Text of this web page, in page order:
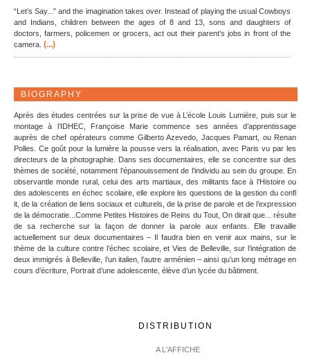
“Let’s Say...” and the imagination takes over. Instead of playing the usual Cowboys
and Indians, children between the ages of 8 and 13, sons and daughters of
doctors, farmers, policemen or grocers, act out their parent’s jobs in front of the
camera. (...)
BIOGRAPHY
Après des études centrées sur la prise de vue à L’école Louis Lumière, puis sur le
montage à l’IDHEC, Françoise Marie commence ses années d’apprentissage
auprès de chef opérateurs comme Gilberto Azevedo, Jacques Pamart, ou Renan
Polles. Ce goût pour la lumière la pousse vers la réalisation, avec Paris vu par les
directeurs de la photographie. Dans ses documentaires, elle se concentre sur des
thèmes de société, notamment l’épanouissement de l’individu au sein du groupe. En
observantle monde rural, celui des arts martiaux, des militants face à l’Histoire ou
des adolescents en échec scolaire, elle explore les questions de la gestion du confl
it, de la création de liens sociaux et culturels, de la prise de parole et de l’expression
de la démocratie...Comme Petites Histoires de Reins du Tout, On dirait que... résulte
de sa recherche sur la façon de donner la parole aux enfants. Elle travaille
actuellement sur deux documentaires – Il faudra bien en venir aux mains, sur le
thème de la culture contre l’échec scolaire, et Vies de Belleville, sur l’intégration de
deux immigrés à Belleville, l’un italien, l’autre arménien – ainsi qu’un long métrage en
cours d’écriture, Portrait d’une adolescente, élève d’un lycée du bâtiment.
DISTRIBUTION
A L'AFFICHE